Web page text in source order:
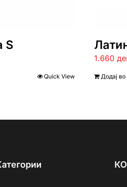
S
Quick View
1.660
Додај